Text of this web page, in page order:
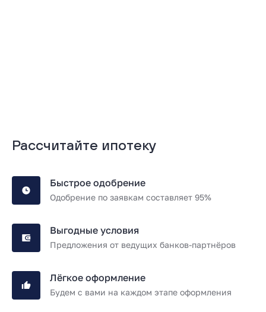
Рассчитайте ипотеку
Быстрое одобрение
Одобрение по заявкам составляет 95%
Выгодные условия
Предложения от ведущих банков-партнёров
Лёгкое оформление
Будем с вами на каждом этапе оформления